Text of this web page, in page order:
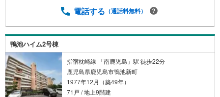
徒歩23分（約1800m）・天保山中学校まで徒歩30分（約24
00m）【リフォームのご相談も南日本ハウスまで！】専門
部署のある南日本ハウスなら購入からリフォーム工事まで
ワンストップでご提供できお客様へのご負担が少なくすみ
ます 洗面台やトイレだけ新調したい、クロスだけ張り直し
たいなどご要望がございましたらお気軽にご相談ください
無料見積もり致します！お気軽にお問い合わせください
電話する （通話料無料）
鴨池ハイム2号棟
指宿枕崎線 「南鹿児島」駅 徒歩22分
鹿児島県鹿児島市鴨池新町
1977年12月（築49年）
71戸 / 地上9階建